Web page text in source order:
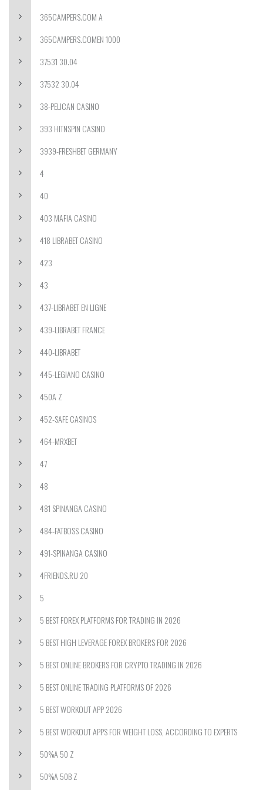
365CAMPERS.COM A
365CAMPERS.COMEN 1000
37531 30.04
37532 30.04
38-PELICAN CASINO
393 HITNSPIN CASINO
3939-FRESHBET GERMANY
4
40
403 MAFIA CASINO
418 LIBRABET CASINO
423
43
437-LIBRABET EN LIGNE
439-LIBRABET FRANCE
440-LIBRABET
445-LEGIANO CASINO
450A Z
452-SAFE CASINOS
464-MRXBET
47
48
481 SPINANGA CASINO
484-FATBOSS CASINO
491-SPINANGA CASINO
4FRIENDS.RU 20
5
5 BEST FOREX PLATFORMS FOR TRADING IN 2026
5 BEST HIGH LEVERAGE FOREX BROKERS FOR 2026
5 BEST ONLINE BROKERS FOR CRYPTO TRADING IN 2026
5 BEST ONLINE TRADING PLATFORMS OF 2026
5 BEST WORKOUT APP 2026
5 BEST WORKOUT APPS FOR WEIGHT LOSS, ACCORDING TO EXPERTS
50%A 50 Z
50%A 50B Z